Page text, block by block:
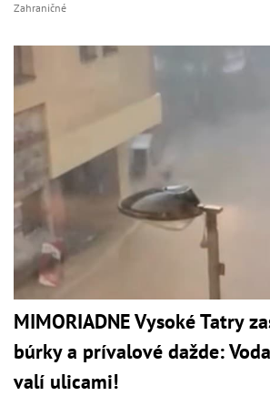
Zahraničné
MIMORIADNE Vysoké Tatry
búrky a prívalové dažde:
valí ulicami!